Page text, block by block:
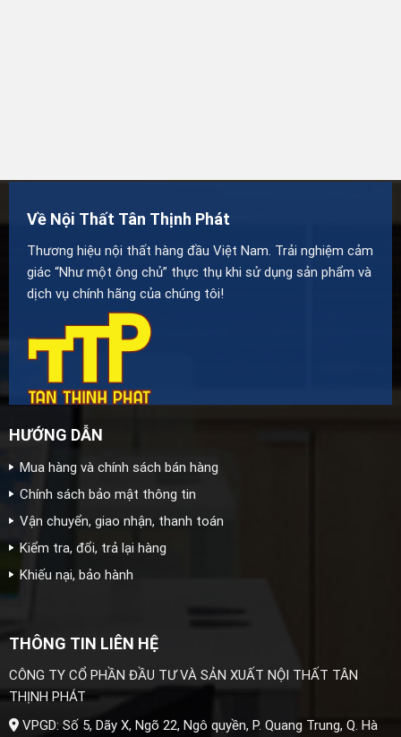
Về Nội Thất Tân Thịnh Phát
Thương hiệu nội thất hàng đầu Việt Nam. Trải nghiệm cảm
giác “Như một ông chủ” thực thụ khi sử dụng sản phẩm và
dịch vụ chính hãng của chúng tôi!
HƯỚNG DẪN
Mua hàng và chính sách bán hàng
Chính sách bảo mật thông tin
Vận chuyển, giao nhận, thanh toán
Kiểm tra, đổi, trả lại hàng
Khiếu nại, bảo hành
THÔNG TIN LIÊN HỆ
CÔNG TY CỔ PHẦN ĐẦU TƯ VÀ SẢN XUẤT NỘI THẤT TÂN
THỊNH PHÁT
VPGD: Số 5, Dãy X, Ngõ 22, Ngô quyền, P. Quang Trung, Q. Hà